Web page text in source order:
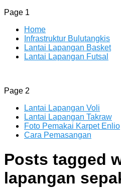
Page 1
Home
Infrastruktur Bulutangkis
Lantai Lapangan Basket
Lantai Lapangan Futsal
ENLIO INDONESIA
Menyediakan Karpet Lapangan
Page 2
Lantai Lapangan Voli
Lantai Lapangan Takraw
Foto Pemakai Karpet Enlio
Cara Pemasangan
Posts tagged
lapangan